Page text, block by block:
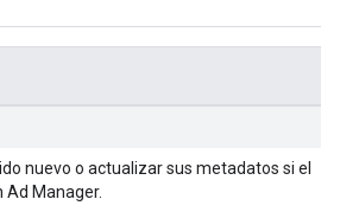
nuevo o actualizar sus metadatos si el
Ad Manager.